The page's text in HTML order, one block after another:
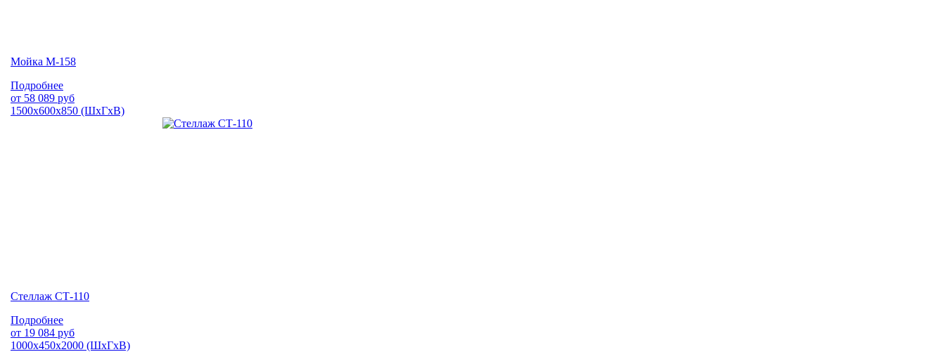
Мойка М-158
Подробнее
от 58 089 руб
1500х600х850 (ШхГхВ)
Стеллаж СТ-110
Подробнее
от 19 084 руб
1000х450х2000 (ШхГхВ)